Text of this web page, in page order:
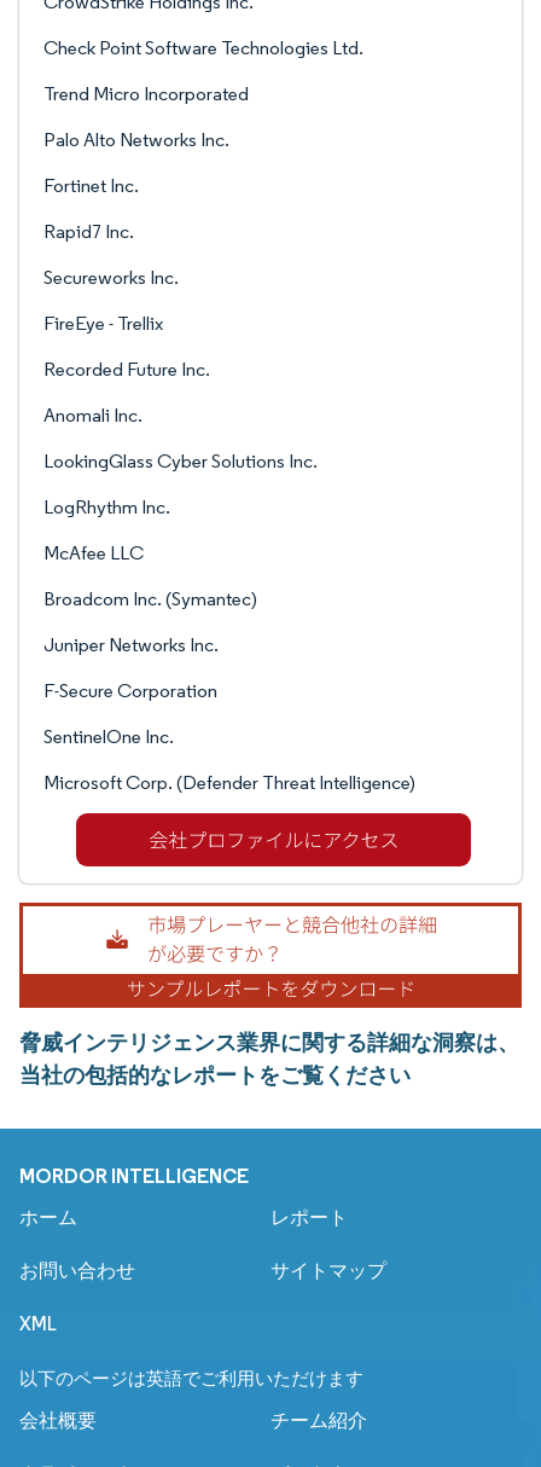
Check Point Software Technologies Ltd.
Trend Micro Incorporated
Palo Alto Networks Inc.
Fortinet Inc.
Rapid7 Inc.
Secureworks Inc.
FireEye - Trellix
Recorded Future Inc.
Anomali Inc.
LookingGlass Cyber Solutions Inc.
LogRhythm Inc.
McAfee LLC
Broadcom Inc. (Symantec)
Juniper Networks Inc.
F-Secure Corporation
SentinelOne Inc.
Microsoft Corp. (Defender Threat Intelligence)
脅威インテリジェンス業界に関する詳細な洞察は、
当社の包括的なレポートをご覧ください
MORDOR INTELLIGENCE
ホーム レポート
お問い合わせ サイトマップ
XML
以下のページは英語でご利用いただけます
会社概要 チーム紹介